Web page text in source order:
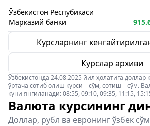
Ўзбекистон Респубикаси
Марказий банки
Курсларнинг
Курслар архиви
Ўзбекистонда 24.08.2025 йил ҳолатига доллар
ўртача сотиб олиш курси – сўм, сотиш – сўм.
куни янгиланади: 08:55, 09:10, 09:35, 11:15,
Валюта курсининг
Доллар, рубл ва евронинг ўзбек